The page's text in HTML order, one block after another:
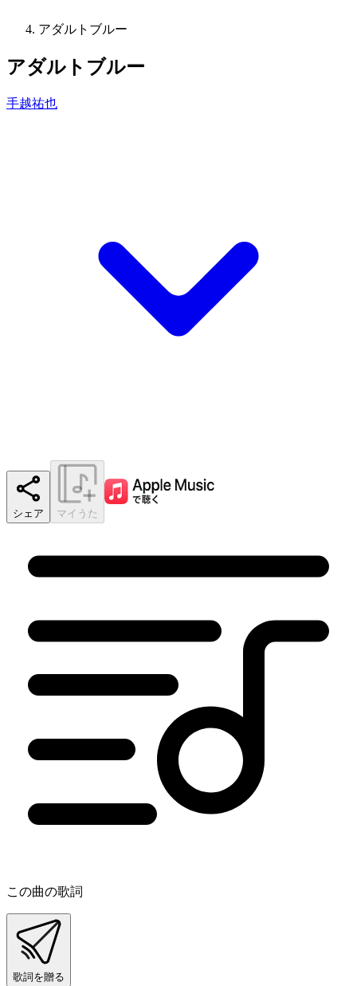
アダルトブルー
アダルトブルー
手越祐也
シェア マイうた
この曲の歌詞
歌詞を贈る